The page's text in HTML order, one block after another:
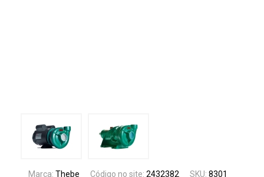
Marca: Thebe Código no site: 2432382 SKU: 8301